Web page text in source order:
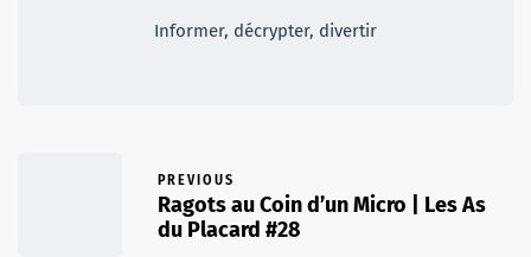
Informer, décrypter, divertir
PREVIOUS
Ragots au Coin d’un Micro | Les As
du Placard #28